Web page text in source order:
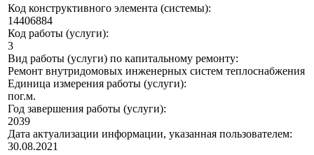
Код конструктивного элемента (системы):
14406884
Код работы (услуги):
3
Вид работы (услуги) по капитальному ремонту:
Ремонт внутридомовых инженерных систем теплоснабжения
Единица измерения работы (услуги):
пог.м.
Год завершения работы (услуги):
2039
Дата актуализации информации, указанная пользователем:
30.08.2021